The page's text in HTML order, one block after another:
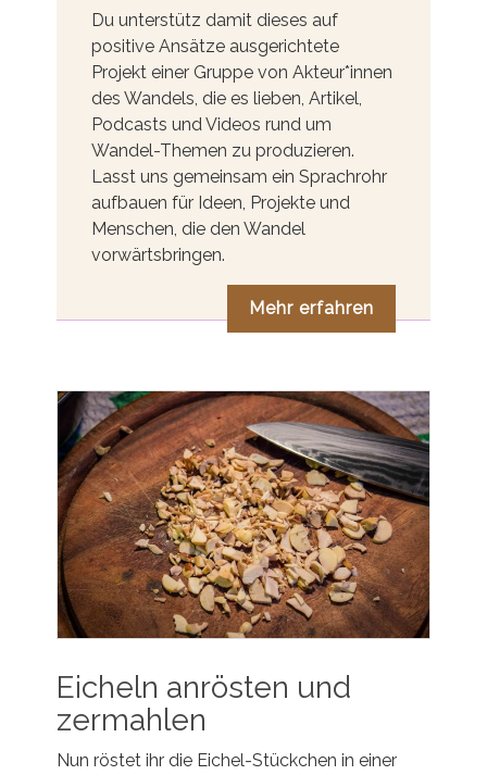
Du unterstütz damit dieses auf
positive Ansätze ausgerichtete
Projekt einer Gruppe von Akteur*innen
des Wandels, die es lieben, Artikel,
Podcasts und Videos rund um
Wandel-Themen zu produzieren.
Lasst uns gemeinsam ein Sprachrohr
aufbauen für Ideen, Projekte und
Menschen, die den Wandel
vorwärtsbringen.
Mehr erfahren
Eicheln anrösten und
zermahlen
Nun röstet ihr die Eichel-Stückchen in einer